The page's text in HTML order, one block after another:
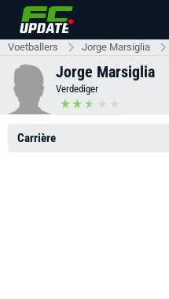
Voetballers Jorge Marsiglia
Jorge Marsiglia
Verdediger
Carrière